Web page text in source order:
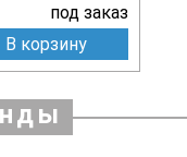
под заказ
В корзину